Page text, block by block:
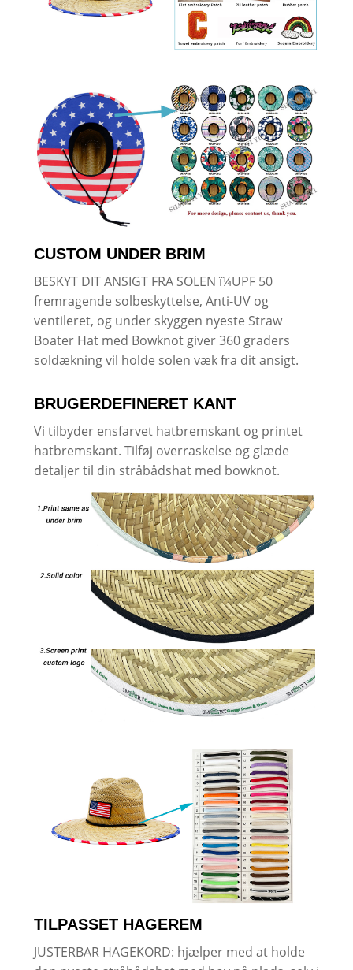
CUSTOM UNDER BRIM
BESKYT DIT ANSIGT FRA SOLEN ï¼UPF 50
fremragende solbeskyttelse, Anti-UV og
ventileret, og under skyggen nyeste Straw
Boater Hat med Bowknot giver 360 graders
soldækning vil holde solen væk fra dit ansigt.
BRUGERDEFINERET KANT
Vi tilbyder ensfarvet hatbremskant og printet
hatbremskant. Tilføj overraskelse og glæde
detaljer til din stråbådshat med bowknot.
TILPASSET HAGEREM
JUSTERBAR HAGEKORD: hjælper med at holde